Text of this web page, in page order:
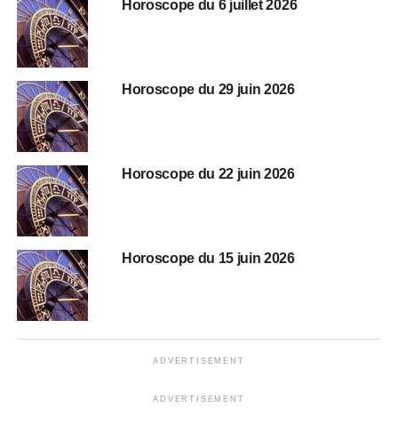
Horoscope du 6 juillet 2026
Horoscope du 29 juin 2026
Horoscope du 22 juin 2026
Horoscope du 15 juin 2026
ADVERTISEMENT
ADVERTISEMENT